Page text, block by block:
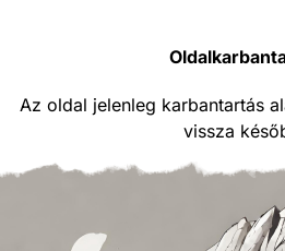
Az oldal jelenleg karbantartás
vissza